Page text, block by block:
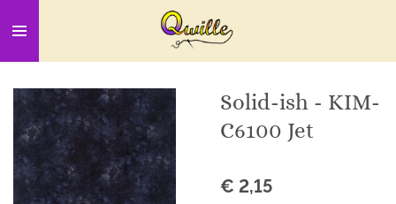
direct
naar
de
hoofdinhoud
Solid-ish - KIM-
C6100 Jet
€ 2,15